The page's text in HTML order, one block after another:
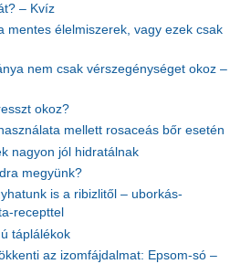
– Kvíz
mentes élelmiszerek, vagy ezek csak
nem csak vérszegénységet okoz –
okoz?
mellett rosaceás bőr esetén
nagyon jól hidratálnak
megyünk?
is a ribizlitől – uborkás-
recepttel
táplálékok
az izomfájdalmat: Epsom-só –